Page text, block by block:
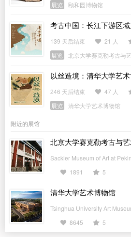
展览
颐和园博物馆
考古中国：长江下游区
139 天后结束 21 人
展览
北京大学赛克勒考古与
以丝造境：清华大学艺
246 天后结束 47 人
展览
清华大学艺术博物馆
附近的展馆
北京大学赛克勒考古与
Sackler Museum of Art at
1891
5
清华大学艺术博物馆
Tsinghua University Art
8645
5